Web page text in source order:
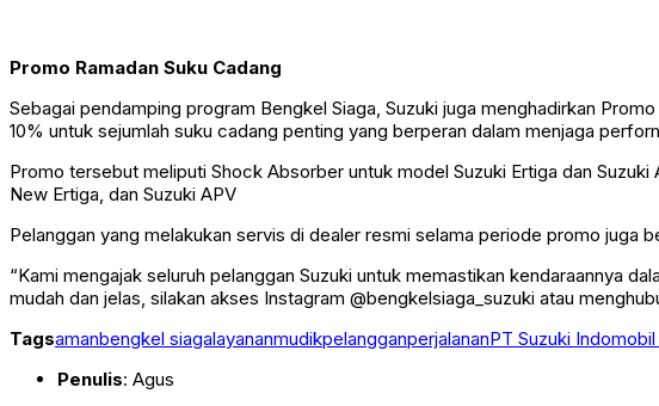
Promo Ramadan Suku Cadang
Sebagai pendamping program Bengkel Siaga, Suzuki juga menghadirkan
10% untuk sejumlah suku cadang penting yang berperan dalam menjaga
Promo tersebut meliputi Shock Absorber untuk model Suzuki Ertiga dan
New Ertiga, dan Suzuki APV
Pelanggan yang melakukan servis di dealer resmi selama periode promo juga
“Kami mengajak seluruh pelanggan Suzuki untuk memastikan kendaraannya
mudah dan jelas, silakan akses Instagram @bengkelsiaga_suzuki atau
Tagsamanbengkel siagalayananmudikpelangganperjalananPT Suzuki Indomobil
Penulis: Agus